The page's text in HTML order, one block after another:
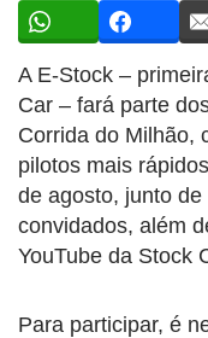
A E-Stock –
Car – fará parte
Corrida do Milhão,
pilotos mais
de agosto, junto
convidados, além
YouTube da Stock
Para participar, é